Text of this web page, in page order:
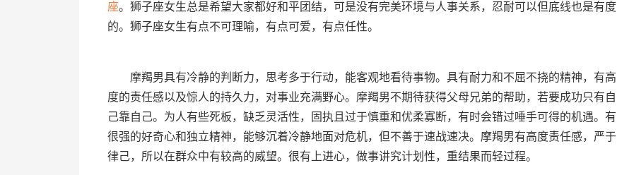
座。狮子座女生总是希望大家都好和平团结，可是没有完美环境与人事关系，忍耐可以但底线也是有度
的。狮子座女生有点不可理喻，有点可爱，有点任性。
摩羯男具有冷静的判断力，思考多于行动，能客观地看待事物。具有耐力和不屈不挠的精神，有高
度的责任感以及惊人的持久力，对事业充满野心。摩羯男不期待获得父母兄弟的帮助，若要成功只有自
己靠自己。为人有些死板，缺乏灵活性，固执且过于慎重和优柔寡断，有时会错过唾手可得的机遇。有
很强的好奇心和独立精神，能够沉着冷静地面对危机，但不善于速战速决。摩羯男有高度责任感，严于
律己，所以在群众中有较高的威望。很有上进心，做事讲究计划性，重结果而轻过程。